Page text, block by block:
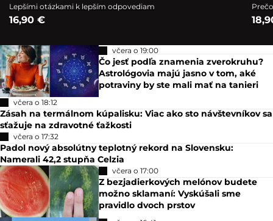
Lepšími otázkami k lepším odpovediam
16,90 €
včera o 19:00
Čo jesť podľa znamenia zverokruhu?
Astrológovia majú jasno v tom, aké
potraviny by ste mali mať na tanieri
včera o 18:12
Zásah na termálnom kúpalisku: Viac ako sto návštevníkov sa
sťažuje na zdravotné ťažkosti
včera o 17:32
Padol nový absolútny teplotný rekord na Slovensku:
Namerali 42,2 stupňa Celzia
včera o 17:00
Z bezjadierkových melónov budete
možno sklamaní: Vyskúšali sme
pravidlo dvoch prstov